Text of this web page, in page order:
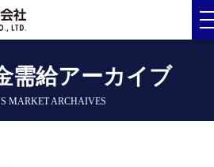
需給アーカイブ
MARKET ARCHAIVES